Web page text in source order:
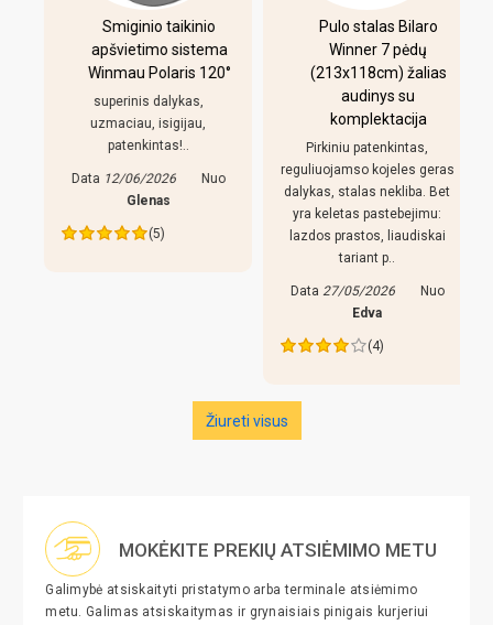
Smiginio taikinio
apšvietimo sistema
Winmau Polaris 120°
superinis dalykas,
uzmaciau, isigijau,
patenkintas!..
Data12/06/2026
Nuo
Glenas
(5)
Pulo stalas Bilaro
Winner 7 pėdų
(213x118cm) žalias
audinys su
komplektacija
Pirkiniu patenkintas,
reguliuojamso kojeles geras
dalykas, stalas nekliba. Bet
yra keletas pastebejimu:
lazdos prastos, liaudiskai
tariant p..
Data27/05/2026
Nuo
Edva
(4)
Žiureti visus
MOKĖKITE PREKIŲ ATSIĖMIMO METU
Galimybė atsiskaityti pristatymo arba terminale atsiėmimo
metu. Galimas atsiskaitymas ir grynaisiais pinigais kurjeriui